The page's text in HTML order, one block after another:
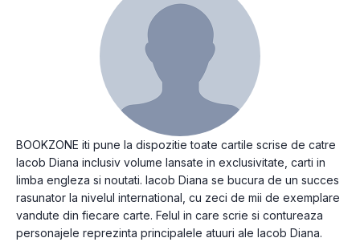
BOOKZONE iti pune la dispozitie toate cartile scrise de catre
Iacob Diana inclusiv volume lansate in exclusivitate, carti in
limba engleza si noutati. Iacob Diana se bucura de un succes
rasunator la nivelul international, cu zeci de mii de exemplare
vandute din fiecare carte. Felul in care scrie si contureaza
personajele reprezinta principalele atuuri ale Iacob Diana.